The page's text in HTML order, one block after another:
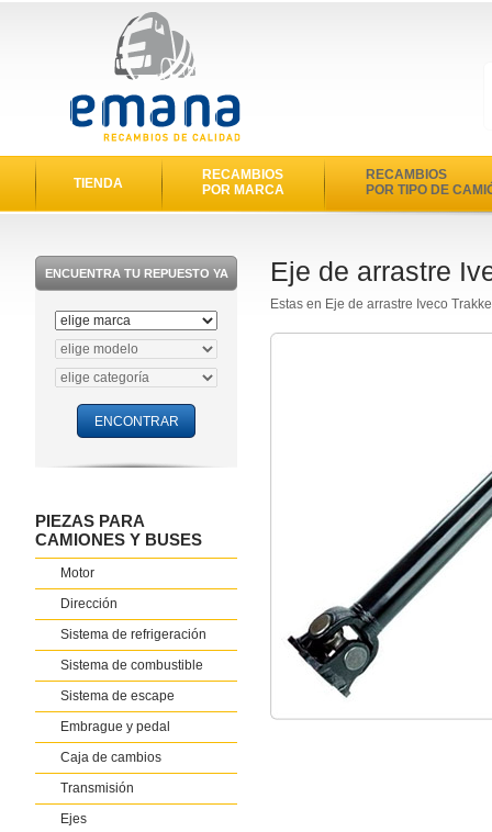
TIENDA
RECAMBIOS
POR MARCA
RECAMBIOS
POR TIPO DE
ENCUENTRA TU REPUESTO YA
PIEZAS PARA
CAMIONES Y BUSES
Motor
Dirección
Sistema de refrigeración
Sistema de combustible
Sistema de escape
Embrague y pedal
Caja de cambios
Transmisión
Ejes
Eje de arrastre
Estas en Eje de arrastre Iveco